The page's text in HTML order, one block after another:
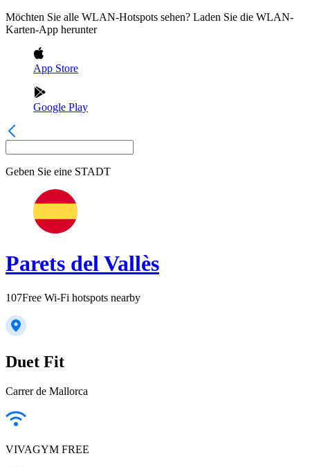
Möchten Sie alle WLAN-Hotspots sehen? Laden Sie die WLAN-
Karten-App herunter
App Store
Google Play
Geben Sie eine STADT
Parets del Vallès
107Free Wi-Fi hotspots nearby
Duet Fit
Carrer de Mallorca
VIVAGYM FREE